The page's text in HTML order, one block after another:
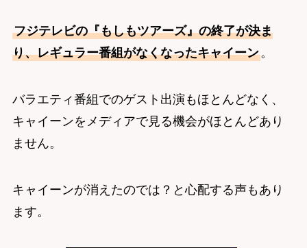
フジテレビの『もしもツアーズ』の終了が決ま
り、レギュラー番組がなくなったキャイーン。
バラエティ番組でのゲスト出演もほとんどなく、
キャイーンをメディアで見る機会がほとんどあり
ません。
キャイーンが消えたのでは？と心配する声もあり
ます。